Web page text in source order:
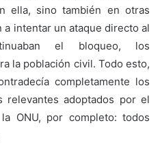
ella, sino también en otras
a intentar un ataque directo al
el bloqueo, los
la población civil. Todo esto,
completamente los
relevantes adoptados por el
ONU, por completo: todos